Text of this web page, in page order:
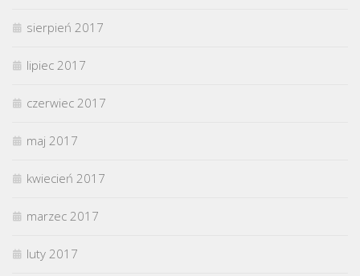
sierpień 2017
lipiec 2017
czerwiec 2017
maj 2017
kwiecień 2017
marzec 2017
luty 2017